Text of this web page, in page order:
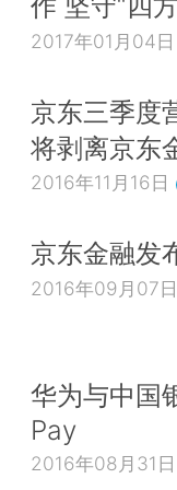
2017年01月04日
京东三季度
将剥离京东
2016年11月16日
京东金融发
2016年09月07日
华为与中国
Pay
2016年08月31日